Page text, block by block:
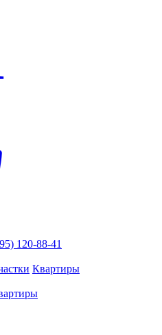
120-88-41
Квартиры